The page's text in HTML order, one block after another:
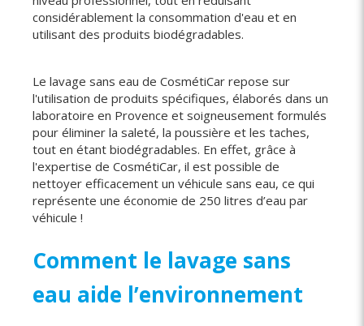
considérablement la consommation d'eau et en
utilisant des produits biodégradables.
Le lavage sans eau de CosmétiCar repose sur
l'utilisation de produits spécifiques, élaborés dans un
laboratoire en Provence et soigneusement formulés
pour éliminer la saleté, la poussière et les taches,
tout en étant biodégradables. En effet, grâce à
l'expertise de CosmétiCar, il est possible de
nettoyer efficacement un véhicule sans eau, ce qui
représente une économie de 250 litres d’eau par
véhicule !
Comment le lavage sans
eau aide l’environnement